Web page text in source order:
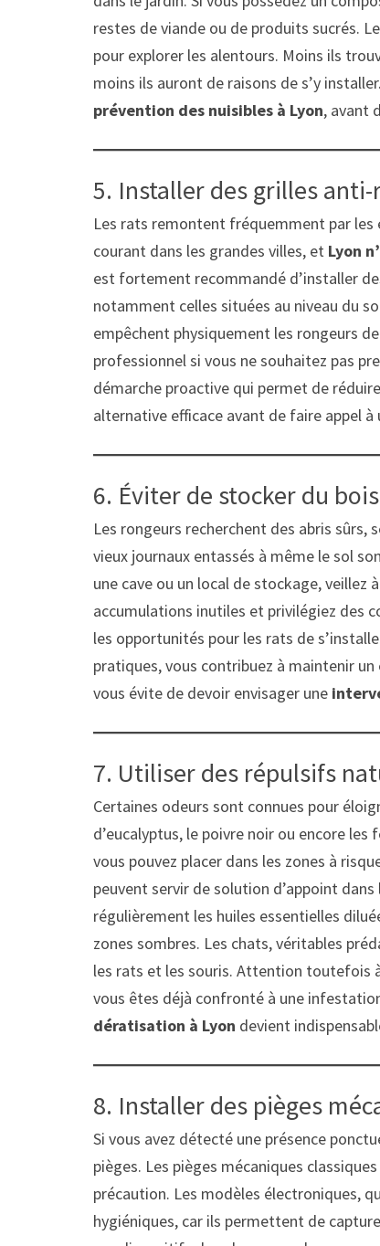
restes de viande ou de produits sucrés.
pour explorer les alentours. Moins ils
moins ils auront de raisons de s’y
prévention des nuisibles à Lyon, avant
5. Installer des grilles
Les rats remontent fréquemment par
courant dans les grandes villes, et Lyon
est fortement recommandé d’installer
notamment celles situées au niveau du
empêchent physiquement les rongeurs
professionnel si vous ne souhaitez pas
démarche proactive qui permet de
alternative efficace avant de faire appel à
6. Éviter de stocker du
Les rongeurs recherchent des abris sûrs,
vieux journaux entassés à même le sol
une cave ou un local de stockage, veillez
accumulations inutiles et privilégiez des
les opportunités pour les rats de
pratiques, vous contribuez à maintenir
vous évite de devoir envisager une
7. Utiliser des répulsifs
Certaines odeurs sont connues pour
d’eucalyptus, le poivre noir ou encore
vous pouvez placer dans les zones à
peuvent servir de solution d’appoint
régulièrement les huiles essentielles
zones sombres. Les chats, véritables
les rats et les souris. Attention toutefois
vous êtes déjà confronté à une
dératisation à Lyon devient
8. Installer des pièges
Si vous avez détecté une présence
pièges. Les pièges mécaniques
précaution. Les modèles électroniques,
hygiéniques, car ils permettent de